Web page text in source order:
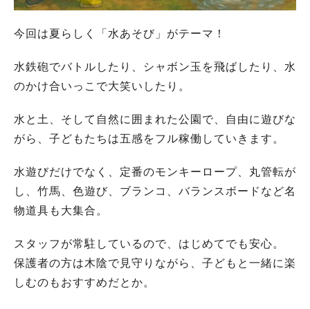
今回は夏らしく「水あそび」がテーマ！
水鉄砲でバトルしたり、シャボン玉を飛ばしたり、水
のかけ合いっこで大笑いしたり。
水と土、そして自然に囲まれた公園で、自由に遊びな
がら、子どもたちは五感をフル稼働していきます。
水遊びだけでなく、定番のモンキーロープ、丸管転が
し、竹馬、色遊び、ブランコ、バランスボードなど名
物道具も大集合。
スタッフが常駐しているので、はじめてでも安心。
保護者の方は木陰で見守りながら、子どもと一緒に楽
しむのもおすすめだとか。